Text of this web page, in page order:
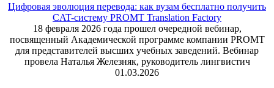
Цифровая эволюция перевода: как вузам бесплатно получить
CAT-систему PROMT Translation Factory
18 февраля 2026 года прошел очередной вебинар,
посвященный Академической программе компании PROMT
для представителей высших учебных заведений. Вебинар
провела Наталья Железняк, руководитель лингвистич
01.03.2026